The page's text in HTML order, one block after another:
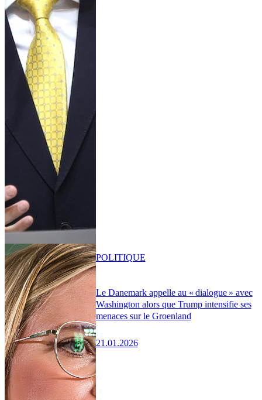
Le Danemark appelle au « dialogue » avec
Washington alors que Trump intensifie ses
menaces sur le Groenland
21.01.2026
POLITIQUE